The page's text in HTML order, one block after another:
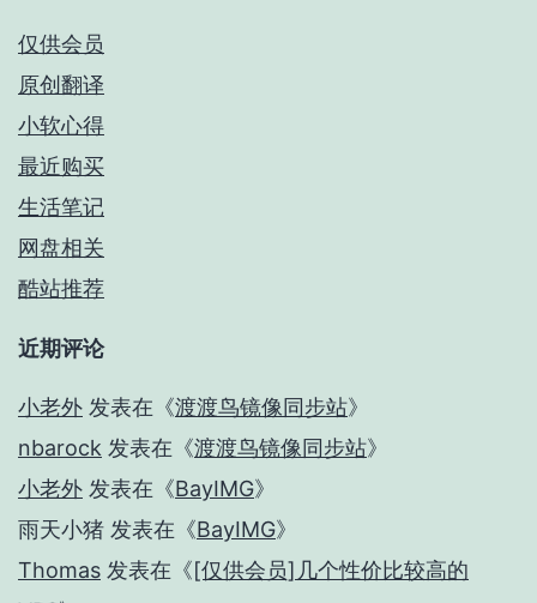
仅供会员
原创翻译
小软心得
最近购买
生活笔记
网盘相关
酷站推荐
近期评论
小老外 发表在《渡渡鸟镜像同步站》
nbarock 发表在《渡渡鸟镜像同步站》
小老外 发表在《BayIMG》
雨天小猪 发表在《BayIMG》
Thomas 发表在《[仅供会员]几个性价比较高的